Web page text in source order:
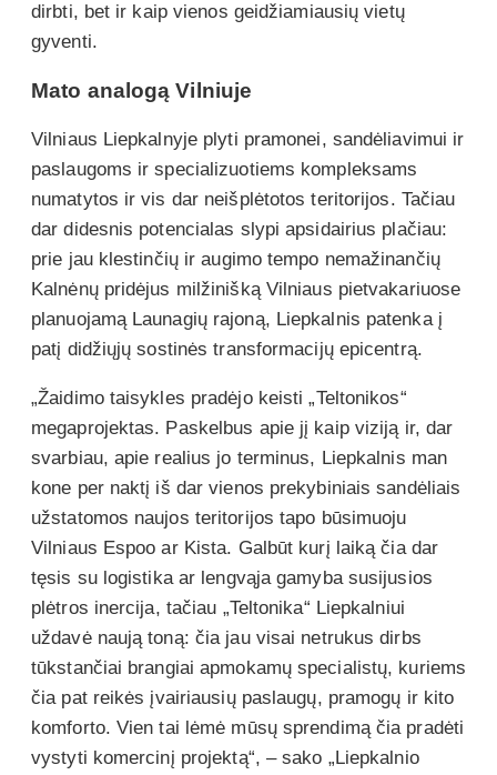
dirbti, bet ir kaip vienos geidžiamiausių vietų
gyventi.
Mato analogą Vilniuje
Vilniaus Liepkalnyje plyti pramonei, sandėliavimui ir
paslaugoms ir specializuotiems kompleksams
numatytos ir vis dar neišplėtotos teritorijos. Tačiau
dar didesnis potencialas slypi apsidairius plačiau:
prie jau klestinčių ir augimo tempo nemažinančių
Kalnėnų pridėjus milžinišką Vilniaus pietvakariuose
planuojamą Launagių rajoną, Liepkalnis patenka į
patį didžiųjų sostinės transformacijų epicentrą.
„Žaidimo taisykles pradėjo keisti „Teltonikos“
megaprojektas. Paskelbus apie jį kaip viziją ir, dar
svarbiau, apie realius jo terminus, Liepkalnis man
kone per naktį iš dar vienos prekybiniais sandėliais
užstatomos naujos teritorijos tapo būsimuoju
Vilniaus Espoo ar Kista. Galbūt kurį laiką čia dar
tęsis su logistika ar lengvąja gamyba susijusios
plėtros inercija, tačiau „Teltonika“ Liepkalniui
uždavė naują toną: čia jau visai netrukus dirbs
tūkstančiai brangiai apmokamų specialistų, kuriems
čia pat reikės įvairiausių paslaugų, pramogų ir kito
komforto. Vien tai lėmė mūsų sprendimą čia pradėti
vystyti komercinį projektą“, – sako „Liepkalnio